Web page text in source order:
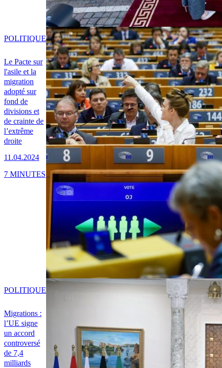
Le Pacte sur
l'asile et la
migration
adopté sur
fond de
divisions et
de crainte de
l’extrême
droite
11.04.2024
POLITIQUE
7 MINUTES
Migrations :
l’UE signe
un accord
controversé
de 7,4
milliards
POLITIQUE